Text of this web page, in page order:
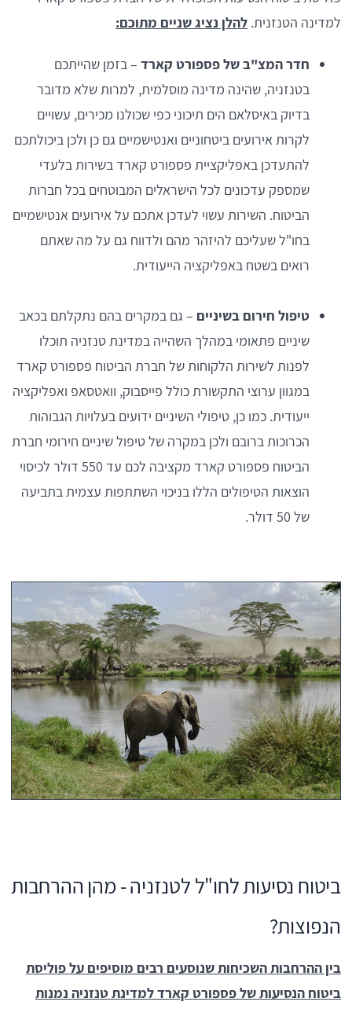
למדינה הטנזנית. להלן נציג שניים מתוכם:
חדר המצ"ב של פספורט קארד – בזמן שהייתכם
בטנזניה, שהינה מדינה מוסלמית, למרות שלא מדובר
בדיוק באיסלאם הים תיכוני כפי שכולנו מכירים, עשויים
לקרות אירועים ביטחוניים ואנטישמיים גם כן ולכן ביכולתכם
להתעדכן באפליקציית פספורט קארד בשירות בלעדי
שמספק עדכונים לכל הישראלים המבוטחים בכל חברות
הביטוח. השירות עשוי לעדכן אתכם על אירועים אנטישמיים
בחו"ל שעליכם להיזהר מהם ולדווח גם על מה שאתם
רואים בשטח באפליקציה הייעודית.
טיפול חירום בשיניים – גם במקרים בהם נתקלתם בכאב
שיניים פתאומי במהלך השהייה במדינת טנזניה תוכלו
לפנות לשירות הלקוחות של חברת הביטוח פספורט קארד
במגוון ערוצי התקשורת כולל פייסבוק, וואטסאפ ואפליקציה
ייעודית. כמו כן, טיפולי השיניים ידועים בעלויות הגבוהות
הכרוכות ברובם ולכן במקרה של טיפול שיניים חירומי חברת
הביטוח פספורט קארד מקציבה לכם עד 550 דולר לכיסוי
הוצאות הטיפולים הללו בניכוי השתתפות עצמית בתביעה
של 50 דולר.
ביטוח נסיעות לחו"ל לטנזניה - מהן ההרחבות
הנפוצות?
בין ההרחבות השכיחות שנוסעים רבים מוסיפים על פוליסת
ביטוח הנסיעות של פספורט קארד למדינת טנזניה נמנות